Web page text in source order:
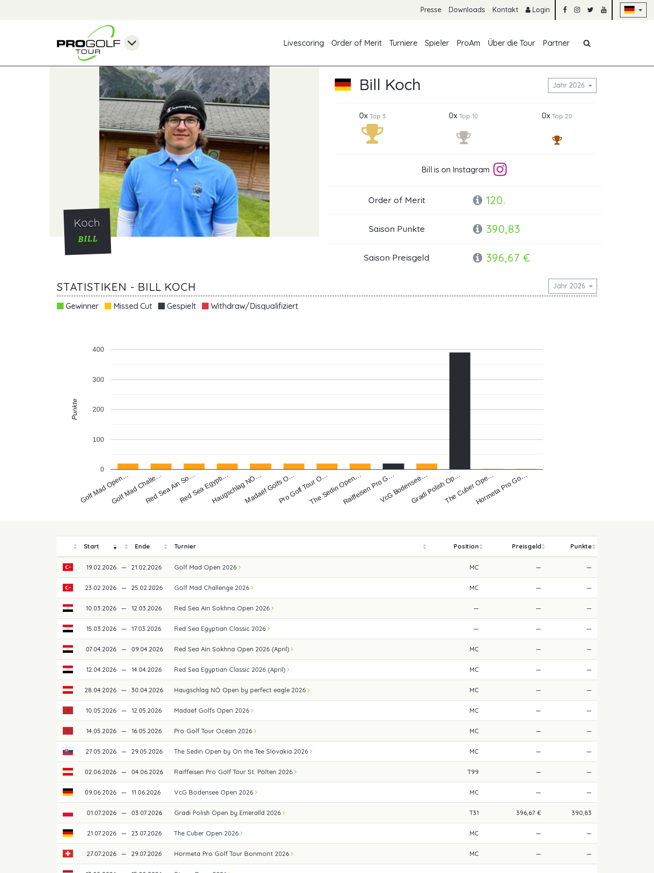
Presse Downloads Kontakt Login
Livescoring
Order of Merit Turniere Spieler ProAm Über die Tour Partner
Koch
BILL
Bill Koch Jahr 2026
0xTop 3 0xTop 10 0xTop 20
Bill is on Instagram
Order of Merit 120.
Saison Punkte 390,83
Saison Preisgeld 396,67 €
STATISTIKEN - BILL KOCH Jahr 2026
Gewinner Missed Cut Gespielt Withdraw/Disqualifiziert
Golf Mad Open…Golf Mad Challe…Red Sea Ain So…Red Sea Egypti…Haugschlag NÖ…Madaëf Golfs O…Pro Golf Tour O…The Sedin Open…Raiffeisen Pro G…VcG Bodensee…Gradi Polish Op…The Cuber Ope…Hormeta Pro Go…
0
100
200
300
400
Punkte
Start Ende Turnier Position Preisgeld Punkte
19.02.2026 — 21.02.2026 Golf Mad Open 2026 MC — —
23.02.2026 — 25.02.2026 Golf Mad Challenge 2026 MC — —
10.03.2026 — 12.03.2026 Red Sea Ain Sokhna Open 2026 — — —
15.03.2026 — 17.03.2026 Red Sea Egyptian Classic 2026 — — —
07.04.2026 — 09.04.2026 Red Sea Ain Sokhna Open 2026 (April) MC — —
12.04.2026 — 14.04.2026 Red Sea Egyptian Classic 2026 (April) MC — —
28.04.2026 — 30.04.2026 Haugschlag NÖ Open by perfect eagle 2026 MC — —
10.05.2026 — 12.05.2026 Madaëf Golfs Open 2026 MC — —
14.05.2026 — 16.05.2026 Pro Golf Tour Océan 2026 MC — —
27.05.2026 — 29.05.2026 The Sedin Open by On the Tee Slovakia 2026 MC — —
02.06.2026 — 04.06.2026 Raiffeisen Pro Golf Tour St. Pölten 2026 T99 — —
09.06.2026 — 11.06.2026 VcG Bodensee Open 2026 MC — —
01.07.2026 — 03.07.2026 Gradi Polish Open by Emeralld 2026 T31 396,67 € 390,83
21.07.2026 — 23.07.2026 The Cuber Open 2026 MC — —
27.07.2026 — 29.07.2026 Hormeta Pro Golf Tour Bonmont 2026 MC — —